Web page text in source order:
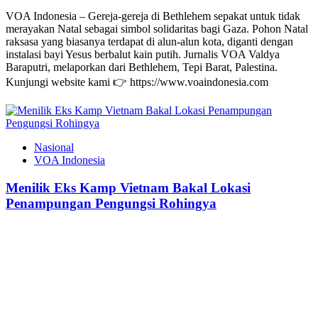
VOA Indonesia – Gereja-gereja di Bethlehem sepakat untuk tidak
merayakan Natal sebagai simbol solidaritas bagi Gaza. Pohon Natal
raksasa yang biasanya terdapat di alun-alun kota, diganti dengan
instalasi bayi Yesus berbalut kain putih. Jurnalis VOA Valdya
Baraputri, melaporkan dari Bethlehem, Tepi Barat, Palestina.
Kunjungi website kami 👉 https://www.voaindonesia.com
Nasional
VOA Indonesia
Menilik Eks Kamp Vietnam Bakal Lokasi
Penampungan Pengungsi Rohingya